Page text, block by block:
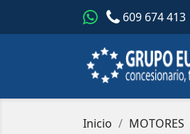
609 674 413
Inicio MOTORES